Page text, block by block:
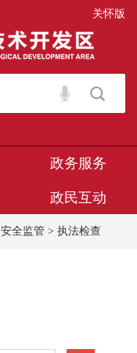
关怀版
政务服务
政民互动
安全监管 > 执法检查